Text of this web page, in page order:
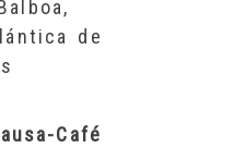
de
Café